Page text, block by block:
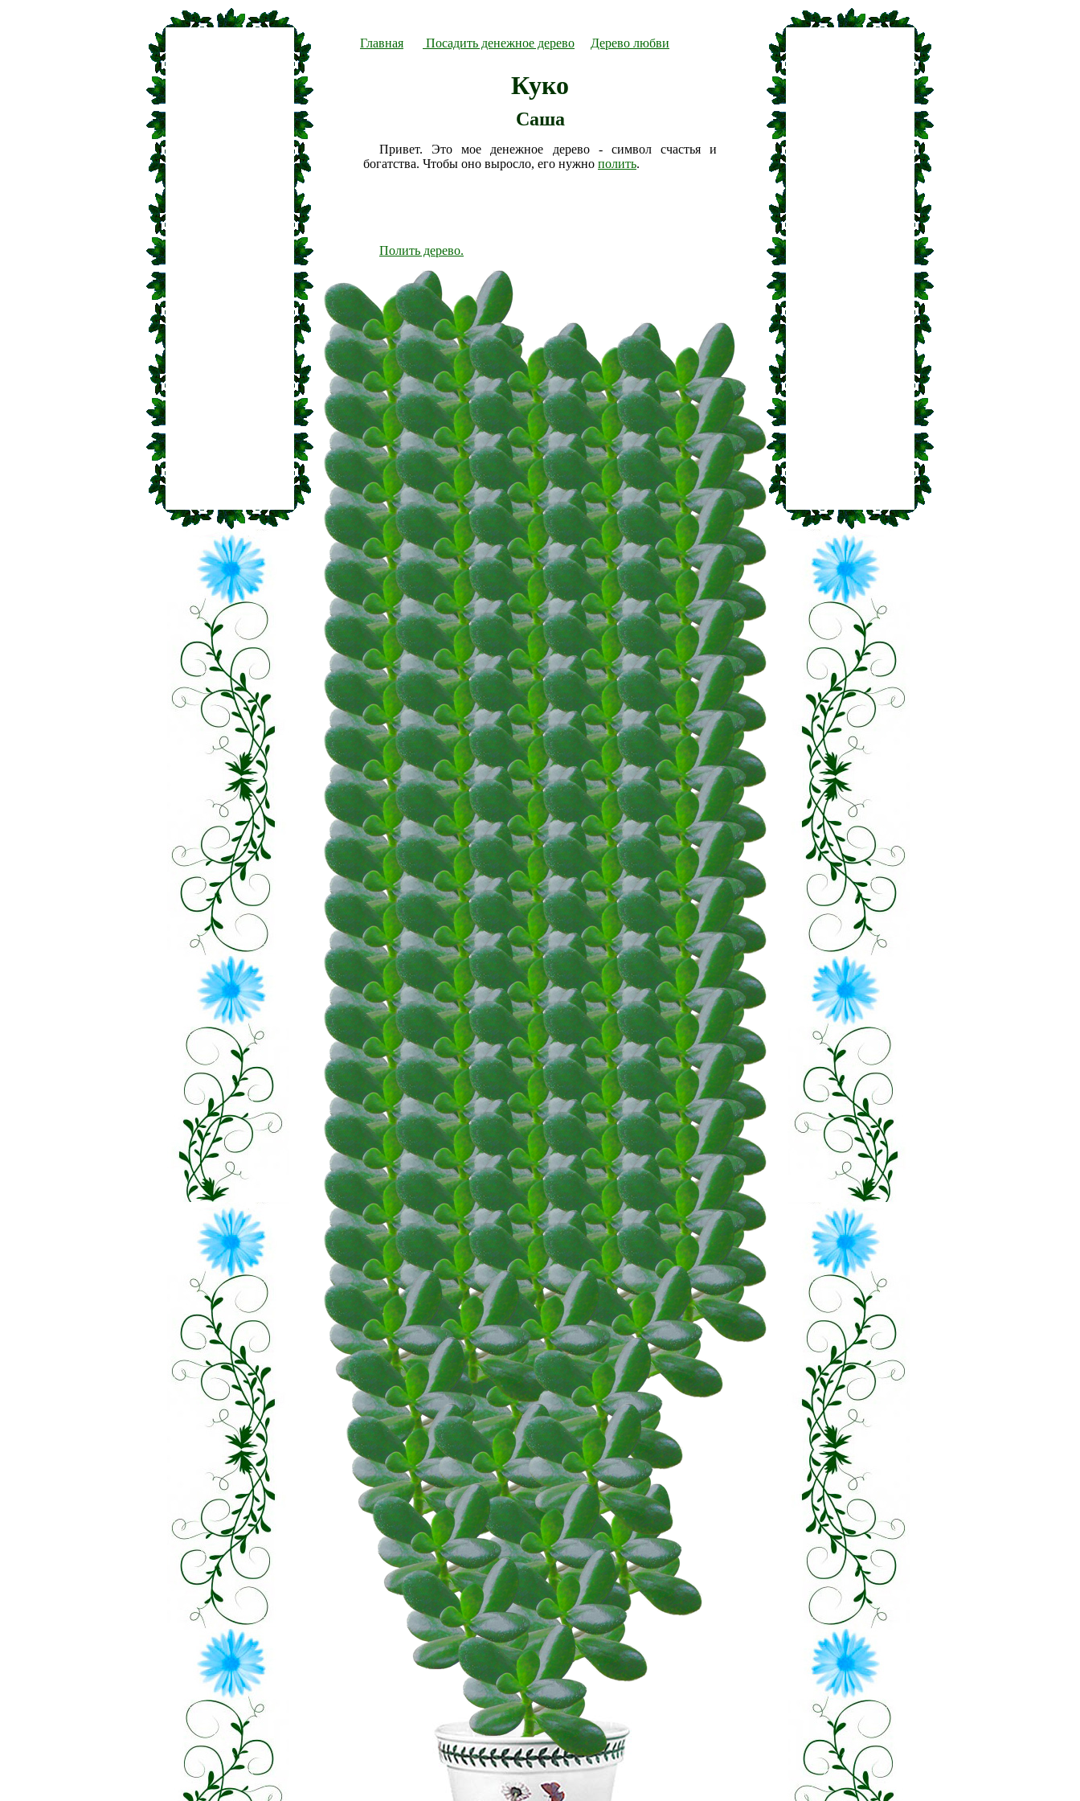
Главная Посадить денежное дерево Дерево любви
Куко
Саша
Привет. Это мое денежное дерево - символ счастья и
богатства. Чтобы оно выросло, его нужно полить.
Полить дерево.